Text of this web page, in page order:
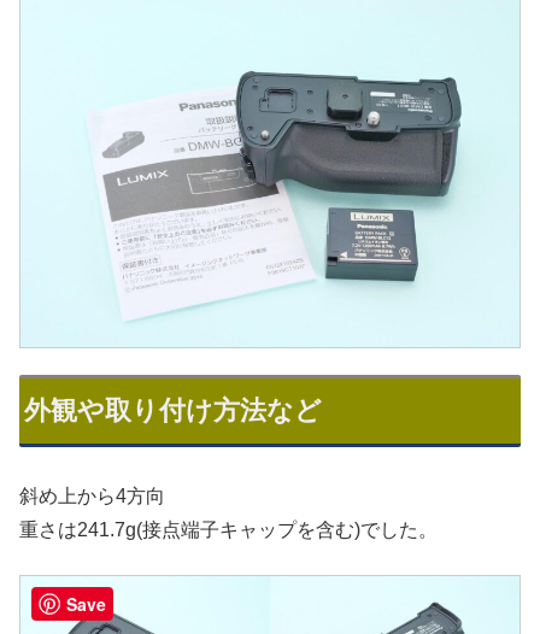
外観や取り付け方法など
斜め上から4方向
重さは241.7g(接点端子キャップを含む)でした。
Save